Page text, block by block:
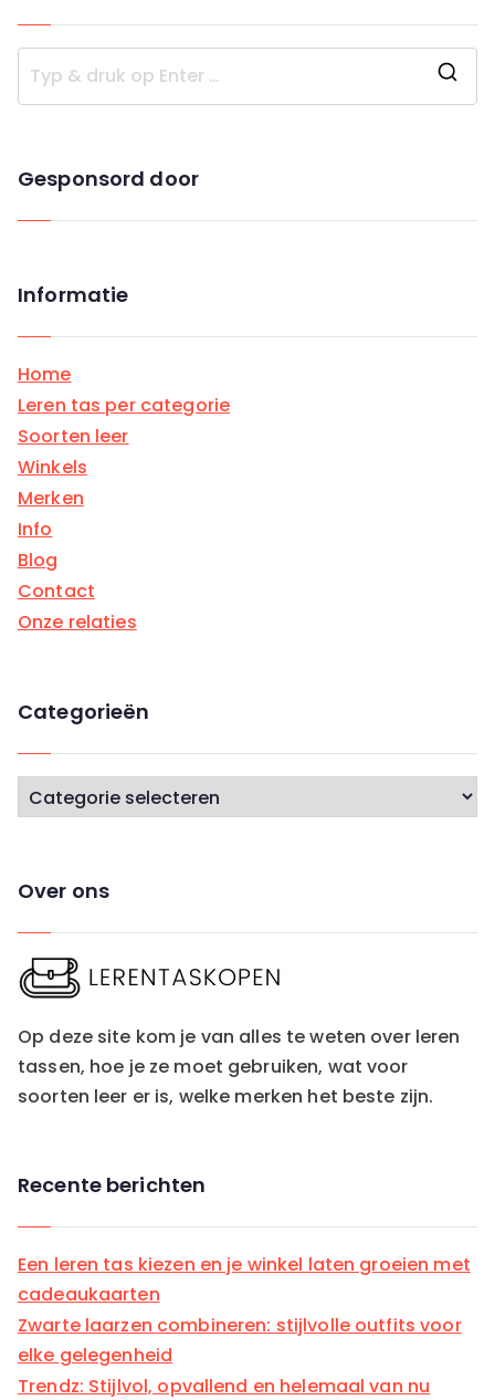
Gesponsord door
Informatie
Home
Leren tas per categorie
Soorten leer
Winkels
Merken
Info
Blog
Contact
Onze relaties
Categorieën
C
a
e
o
r
i
e
ë
n
Over ons
Op deze site kom je van alles te weten over leren
tassen, hoe je ze moet gebruiken, wat voor
soorten leer er is, welke merken het beste zijn.
Recente berichten
Een leren tas kiezen en je winkel laten groeien met
cadeaukaarten
Zwarte laarzen combineren: stijlvolle outfits voor
elke gelegenheid
Trendz: Stijlvol, opvallend en helemaal van nu